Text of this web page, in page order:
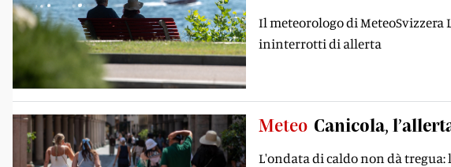
Il meteorologo di MeteoSvizzera
ininterrotti di allerta
Meteo Canicola,
L'ondata di caldo non dà